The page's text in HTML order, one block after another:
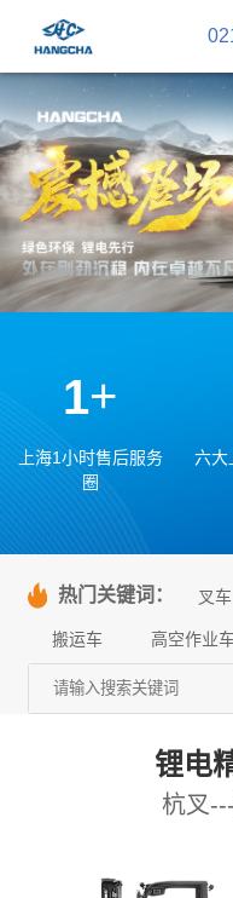
1+
上海1小时售后服务
圈
六大
热门关键词： 叉车
搬运车 高空作业
锂电
杭叉